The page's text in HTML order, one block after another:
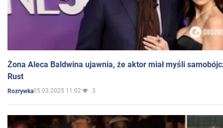
Żona Aleca Baldwina ujawnia, że aktor miał myśli
Rust
Rozrywka05.03.2025 11:02 3